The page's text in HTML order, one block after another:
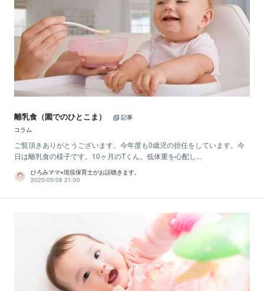
離乳食（園でのひとこま）
記事
コラム
ご覧頂きありがとうございます。今年度も0歳児の担任をしています。今
日は離乳食の様子です。10ヶ月のTくん。低体重を心配し...
ひろみママ⭐︎現役保育士がお話聴きます。
2025/05/08 21:00